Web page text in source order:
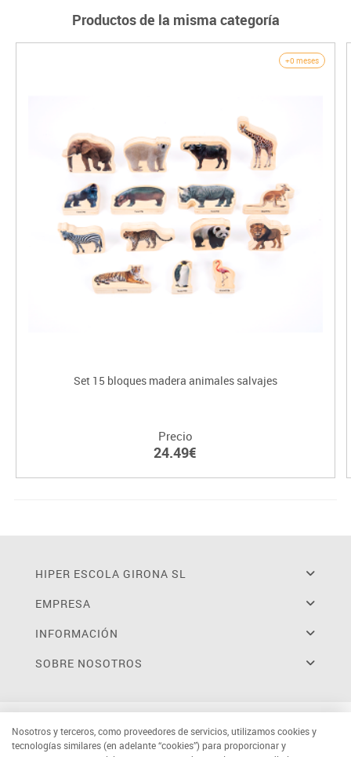
Productos de la misma categoría
+0 meses
Set 15 bloques madera animales salvajes
Precio
24.49€
HIPER ESCOLA GIRONA SL
EMPRESA
INFORMACIÓN
SOBRE NOSOTROS
Nosotros y terceros, como proveedores de servicios, utilizamos cookies y
tecnologías similares (en adelante “cookies”) para proporcionar y